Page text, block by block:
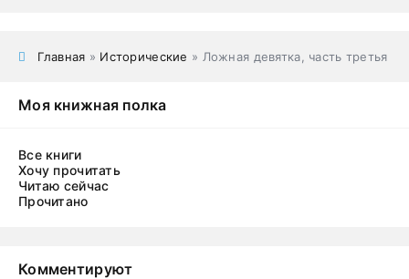
Главная » Исторические » Ложная девятка, часть третья
Моя книжная полка
Все книги
Хочу прочитать
Читаю сейчас
Прочитано
Комментируют